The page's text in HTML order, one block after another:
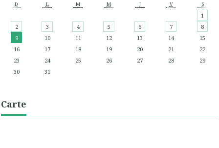
D L M M J V S
1
2
3 4 5 6 7
8
9
10 11 12 13 14
15
16
17 18 19 20 21
22
23
24 25 26 27 28
29
30
31
Carte